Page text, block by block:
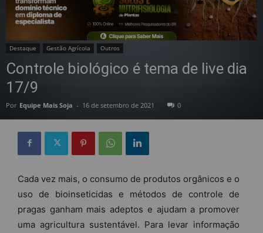
Destaque Gestão Agrícola Outros
Controle biológico é tema de live dia
17/9
Por Equipe Mais Soja - 16 de setembro de 2021 0
Cada vez mais, o consumo de produtos orgânicos e o
uso de bioinseticidas e métodos de controle de
pragas ganham mais adeptos e ajudam a promover
uma agricultura sustentável. Para levar informação